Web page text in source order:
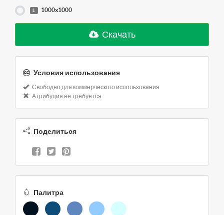
1000x1000
Скачать
Условия использования
Свободно для коммерческого использования
Атрибуция не требуется
Поделиться
Палитра